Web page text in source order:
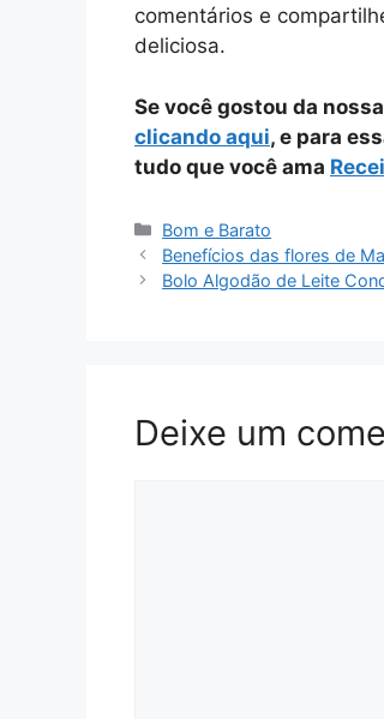
comentários e
deliciosa.
Se você gostou da
clicando aqui, e para
tudo que você ama
Categorias
Bom e Barato
Benefícios das flores de
Bolo Algodão de Leite
Deixe um